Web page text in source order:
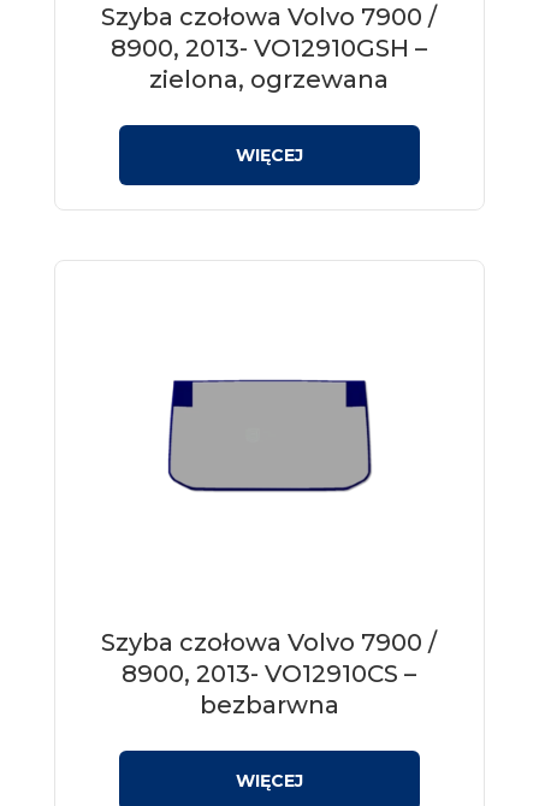
Szyba czołowa Volvo 7900 /
8900, 2013- VO12910GSH –
zielona, ogrzewana
Szyba czołowa Volvo 7900 /
8900, 2013- VO12910CS –
bezbarwna